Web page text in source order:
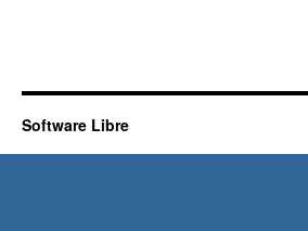
Software Libre